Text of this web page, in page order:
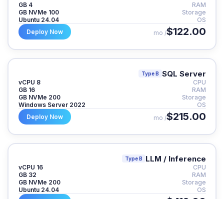
RAM
4 GB
Storage
100 GB NVMe
OS
Ubuntu 24.04
$122.00
/ mo
Deploy Now
SQL Server
Type B
CPU
8 vCPU
RAM
16 GB
Storage
200 GB NVMe
OS
Windows Server 2022
$215.00
/ mo
Deploy Now
LLM / Inference
Type B
CPU
16 vCPU
RAM
32 GB
Storage
200 GB NVMe
OS
Ubuntu 24.04